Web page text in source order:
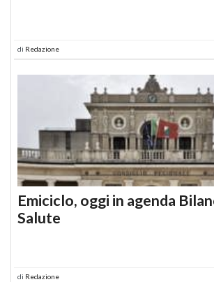
di Redazione
Emiciclo, oggi in agenda
Salute
di Redazione